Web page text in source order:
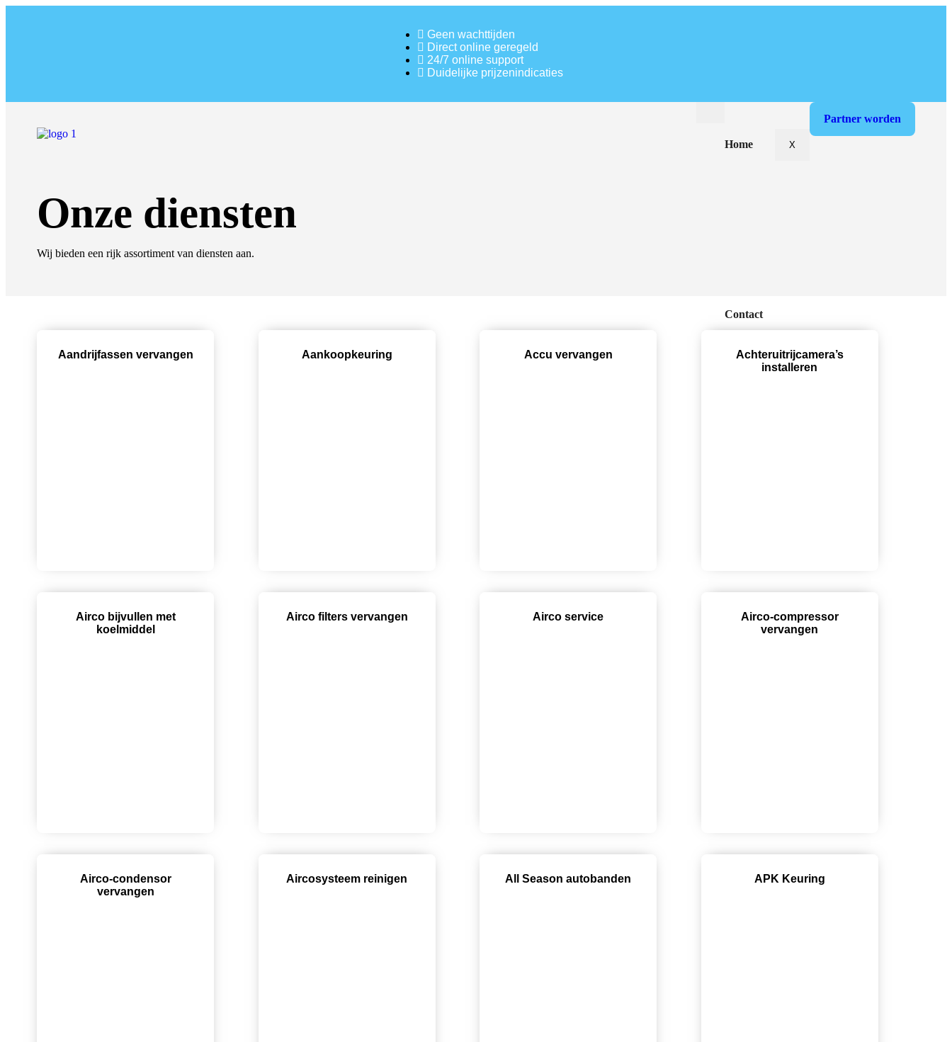
Geen wachttijden
Direct online geregeld
24/7 online support
Duidelijke prijzenindicaties
Partner worden
Home
Contact
X
Onze diensten
Wij bieden een rijk assortiment van diensten aan.
Aandrijfassen vervangen Aankoopkeuring Accu vervangen
Achteruitrijcamera’s
installeren
Airco bijvullen met
koelmiddel
Airco filters vervangen Airco service
Airco-compressor
vervangen
Airco-condensor
vervangen
Aircosysteem reinigen All Season autobanden APK Keuring